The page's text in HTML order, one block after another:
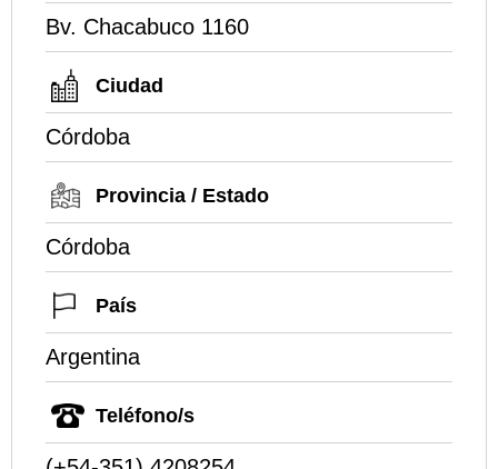
Bv. Chacabuco 1160
Ciudad
Córdoba
Provincia / Estado
Córdoba
País
Argentina
Teléfono/s